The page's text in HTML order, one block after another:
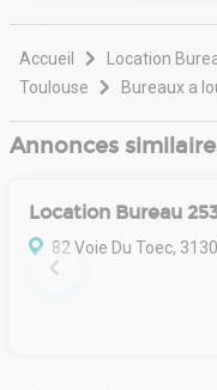
Accueil Location
Toulouse
Bureaux a
Annonces
Location Bureau
82 Voie Du Toec,